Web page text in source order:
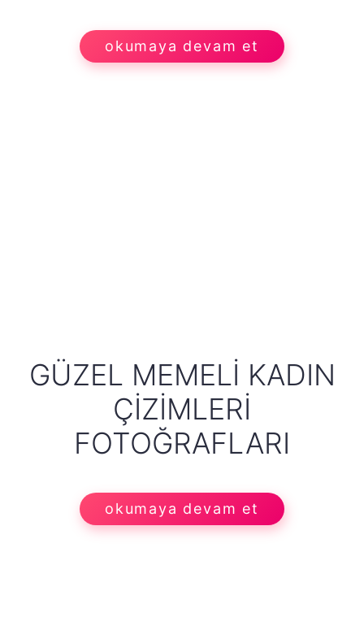
okumaya devam et
GÜZEL MEMELI KADIN
ÇIZIMLERI
FOTOĞRAFLARI
okumaya devam et